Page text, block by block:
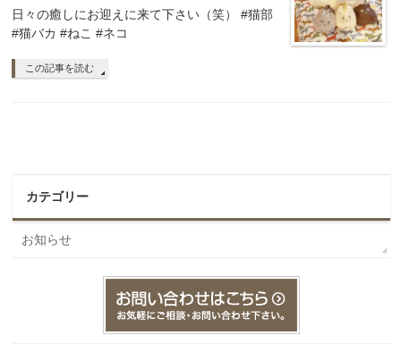
日々の癒しにお迎えに来て下さい（笑） #猫部
#猫バカ #ねこ #ネコ
この記事を読む
カテゴリー
お知らせ